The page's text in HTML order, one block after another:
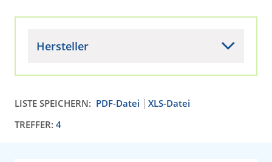
Hersteller
LISTE SPEICHERN: PDF-Datei
XLS-Datei
TREFFER: 4